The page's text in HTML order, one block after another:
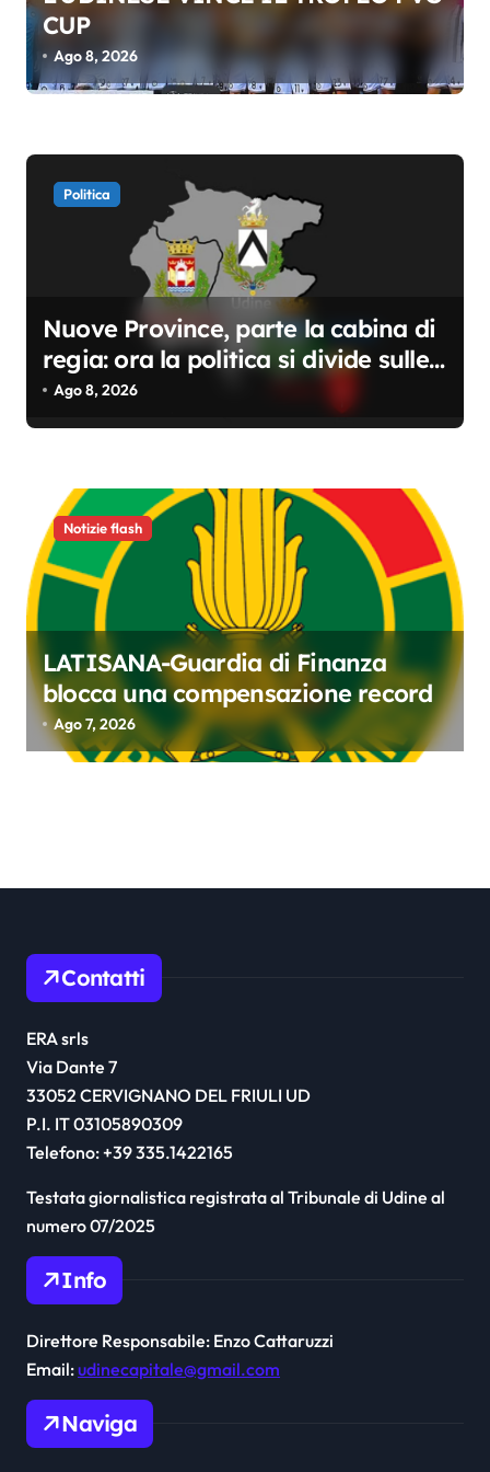
t
c
l
CUP
Ago 8, 2026
Politica
Nuove Province, parte la cabina di
regia: ora la politica si divide sulle
competenze
Ago 8, 2026
Notizie flash
LATISANA-Guardia di Finanza
blocca una compensazione record
Ago 7, 2026
Contatti
ERA srls
Via Dante 7
33052 CERVIGNANO DEL FRIULI UD
P.I. IT 03105890309
Telefono: +39 335.1422165
Testata giornalistica registrata al Tribunale di Udine al
numero 07/2025
Info
Direttore Responsabile: Enzo Cattaruzzi
Email:udinecapitale@gmail.com
Naviga